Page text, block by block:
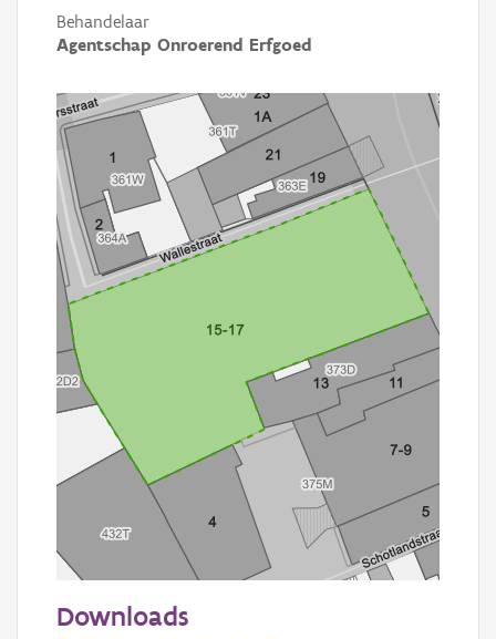
Behandelaar
Agentschap Onroerend Erfgoed
Informatie Vlaanderen
Downloads